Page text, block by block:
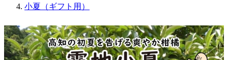
小夏（ギフト用）